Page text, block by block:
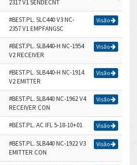
2317 V1 SENDECNT
#BEST.PL. SLC440 V3 NC-
2357 V1 EMPFANGSC
Visão
#BEST.PL. SLB440-H NC-1954
V2 RECEIVER
Visão
#BEST.PL. SLB440-H NC-1914
V2 EMITTER
Visão
#BEST.PL. SLB440 NC-1962 V4
RECEIVER CON
Visão
#BEST.PL. AC IFL 5-18-10+01 Visão
#BEST.PL. SLB440 NC-1922 V3
EMITTER CON
Visão